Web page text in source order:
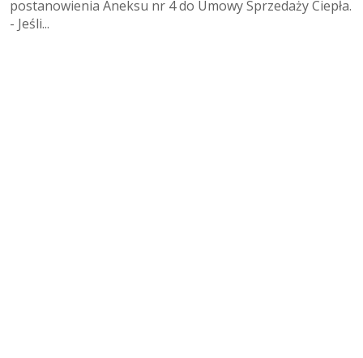
postanowienia Aneksu nr 4 do Umowy Sprzedaży Ciepła.
- Jeśli...